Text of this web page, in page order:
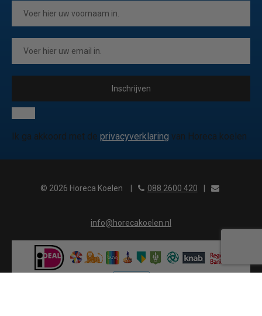
Inschrijven
Ik ga akkoord met de privacyverklaring van Horeca koelen
© 2026 Horeca Koelen 088 2600 420
info@horecakoelen.nl